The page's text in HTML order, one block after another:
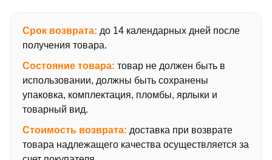
Срок возврата: до 14 календарных дней после
получения товара.
Состояние товара: товар не должен быть в
использовании, должны быть сохранены
упаковка, комплектация, пломбы, ярлыки и
товарный вид.
Стоимость возврата: доставка при возврате
товара надлежащего качества осуществляется за